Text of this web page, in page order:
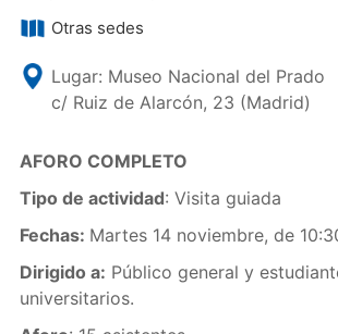
Otras sedes
Lugar: Museo Nacional del Prado
c/ Ruiz de Alarcón, 23 (Madrid)
AFORO COMPLETO
Tipo de actividad: Visita guiada
Fechas: Martes 14 noviembre, de
Dirigido a: Público general y
universitarios.